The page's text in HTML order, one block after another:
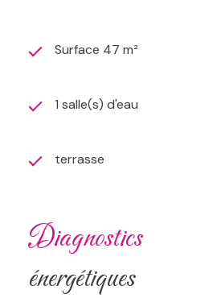
Surface 47 m²
1 salle(s) d'eau
terrasse
diagnostics
énergétiques